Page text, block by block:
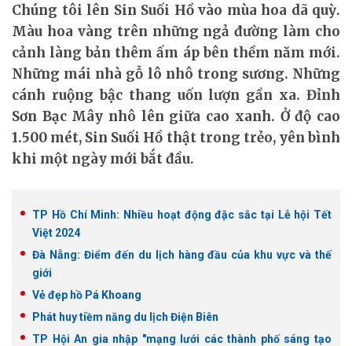
Chúng tôi lên Sin Suối Hồ vào mùa hoa dã quỳ.
Màu hoa vàng trên những ngả đường làm cho
cảnh làng bản thêm ấm áp bên thềm năm mới.
Những mái nhà gỗ lô nhô trong sương. Những
cánh ruộng bậc thang uốn lượn gần xa. Đỉnh
Sơn Bạc Mây nhô lên giữa cao xanh. Ở độ cao
1.500 mét, Sin Suối Hồ thật trong trẻo, yên bình
khi một ngày mới bắt đầu.
TP Hồ Chí Minh: Nhiều hoạt động đặc sắc tại Lễ hội Tết
Việt 2024
Đà Nẵng: Điểm đến du lịch hàng đầu của khu vực và thế
giới
Vẻ đẹp hồ Pá Khoang
Phát huy tiềm năng du lịch Điện Biên
TP Hội An gia nhập "mạng lưới các thành phố sáng tạo